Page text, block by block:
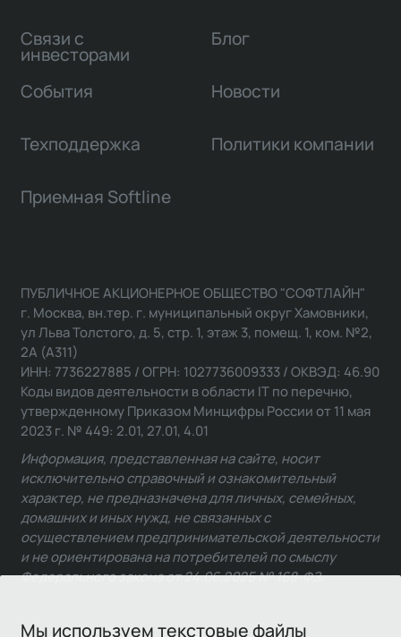
Мы используем текстовые файлы
Связи с
инвесторами
Блог
События Новости
Техподдержка Политики компании
Приемная Softline
ПУБЛИЧНОЕ АКЦИОНЕРНОЕ ОБЩЕСТВО "СОФТЛАЙН"
г. Москва, вн.тер. г. муниципальный округ Хамовники,
ул Льва Толстого, д. 5, стр. 1, этаж 3, помещ. 1, ком. №2,
2А (А311)
ИНН: 7736227885 / ОГРН: 1027736009333 / ОКВЭД: 46.90
Коды видов деятельности в области IT по перечню,
утвержденному Приказом Минцифры России от 11 мая
2023 г. № 449: 2.01, 27.01, 4.01
Информация, представленная на сайте, носит
исключительно справочный и ознакомительный
характер, не предназначена для личных, семейных,
домашних и иных нужд, не связанных с
осуществлением предпринимательской деятельности
и не ориентирована на потребителей по смыслу
Федерального закона от 24.06.2025 № 168-ФЗ.